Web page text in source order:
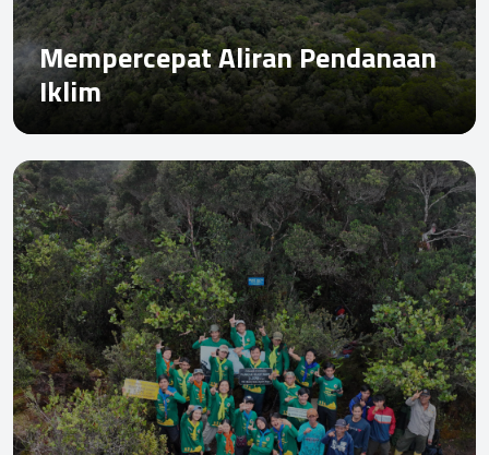
Mempercepat Aliran Pendanaan
Iklim